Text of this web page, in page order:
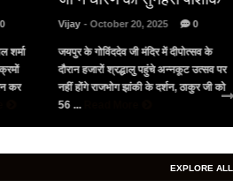
शर्मा
कर
Vijay - October 20, 2025 0
जयपुर के गोविंददेव जी मंदिर में दीपोत्सव के
दौरान हजारों श्रद्धालु पहुंचे अन्नकूट उत्सव पर
नहीं होंगे राजभोग झांकी के दर्शन, ठाकुर जी को
56 ...
EXPLORE ALL